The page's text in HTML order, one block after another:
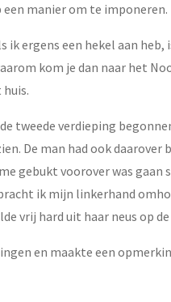
manier om te imponeren.
ergens een hekel aan heb,
kom je dan naar het
tweede verdieping
De man had ook daarover
gebukt voorover was gaan
ik mijn linkerhand
vrij hard uit haar neus op
en maakte een